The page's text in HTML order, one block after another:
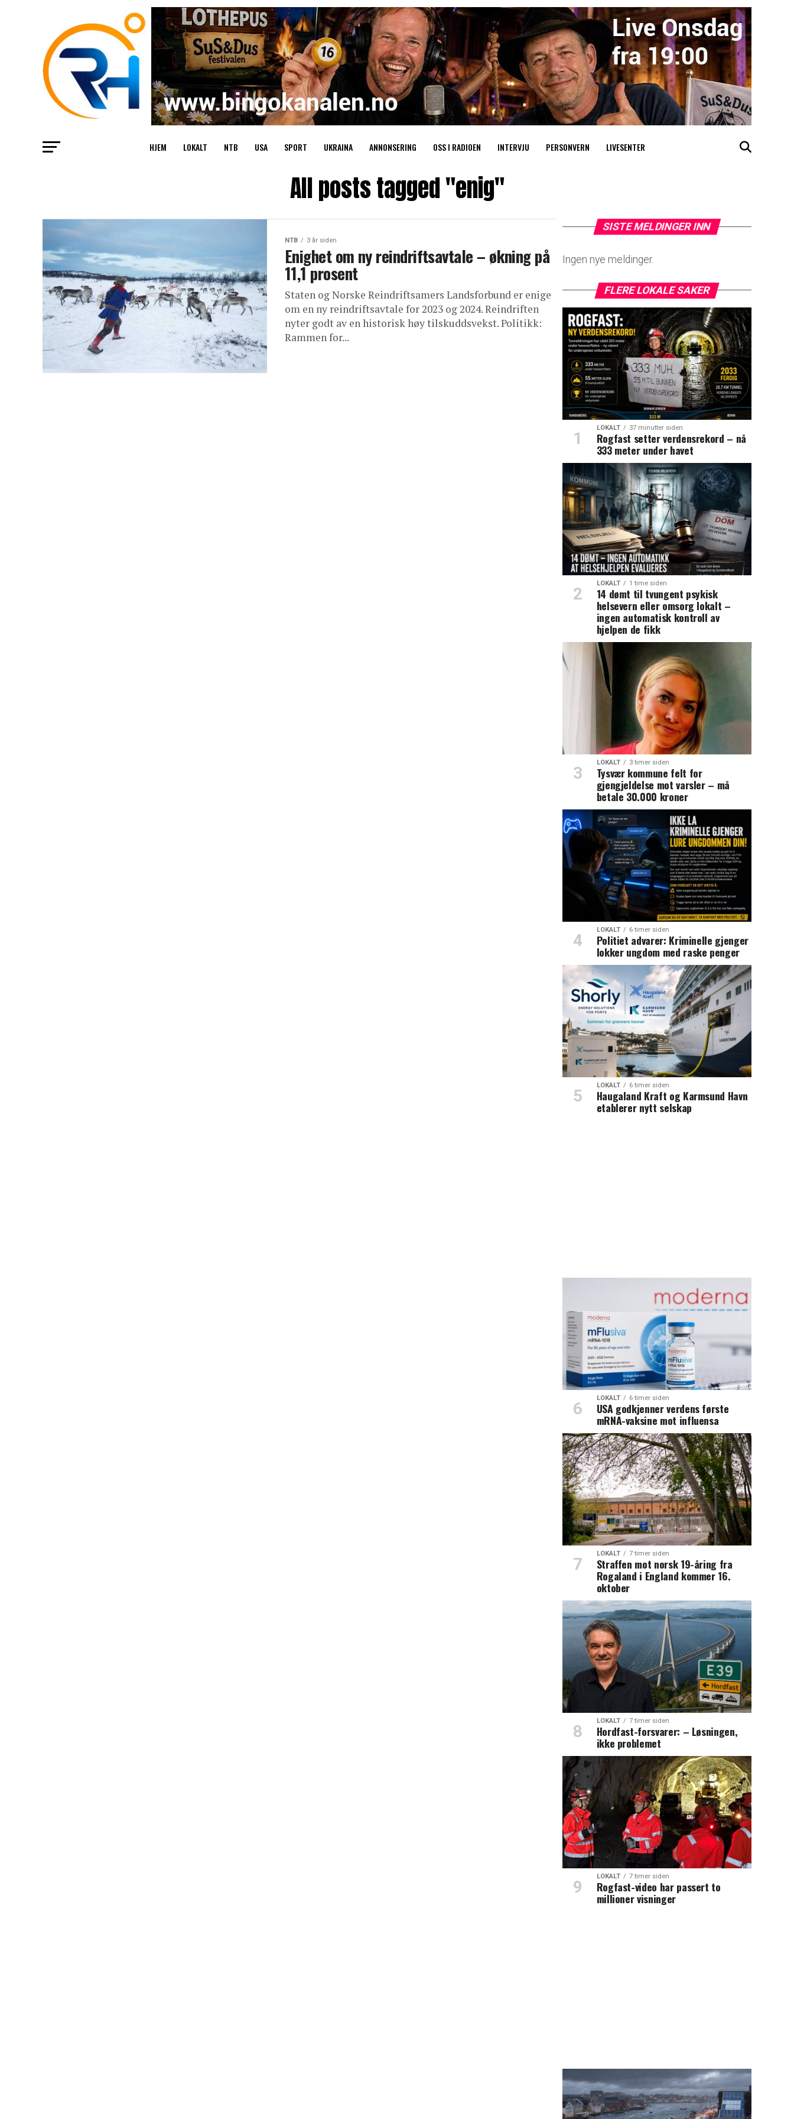
HJEM LOKALT NTB USA SPORT UKRAINA ANNONSERING OSS I RADIOEN INTERVJU PERSONVERN LIVESENTER
All posts tagged "enig"
NTB 3 år siden
Enighet om ny reindriftsavtale – økning på
11,1 prosent
Staten og Norske Reindriftsamers Landsforbund er enige
om en ny reindriftsavtale for 2023 og 2024. Reindriften
nyter godt av en historisk høy tilskuddsvekst. Politikk:
Rammen for...
SISTE MELDINGER INN
Ingen nye meldinger.
FLERE LOKALE SAKER
LOKALT 37 minutter siden
Rogfast setter verdensrekord – nå
333 meter under havet
LOKALT 1 time siden
14 dømt til tvungent psykisk
helsevern eller omsorg lokalt –
ingen automatisk kontroll av
hjelpen de fikk
LOKALT 3 timer siden
Tysvær kommune felt for
gjengjeldelse mot varsler – må
betale 30.000 kroner
LOKALT 6 timer siden
Politiet advarer: Kriminelle gjenger
lokker ungdom med raske penger
LOKALT 6 timer siden
Haugaland Kraft og Karmsund Havn
etablerer nytt selskap
LOKALT 6 timer siden
USA godkjenner verdens første
mRNA-vaksine mot influensa
LOKALT 7 timer siden
Straffen mot norsk 19-åring fra
Rogaland i England kommer 16.
oktober
LOKALT 7 timer siden
Hordfast-forsvarer: – Løsningen,
ikke problemet
LOKALT 7 timer siden
Rogfast-video har passert to
millioner visninger